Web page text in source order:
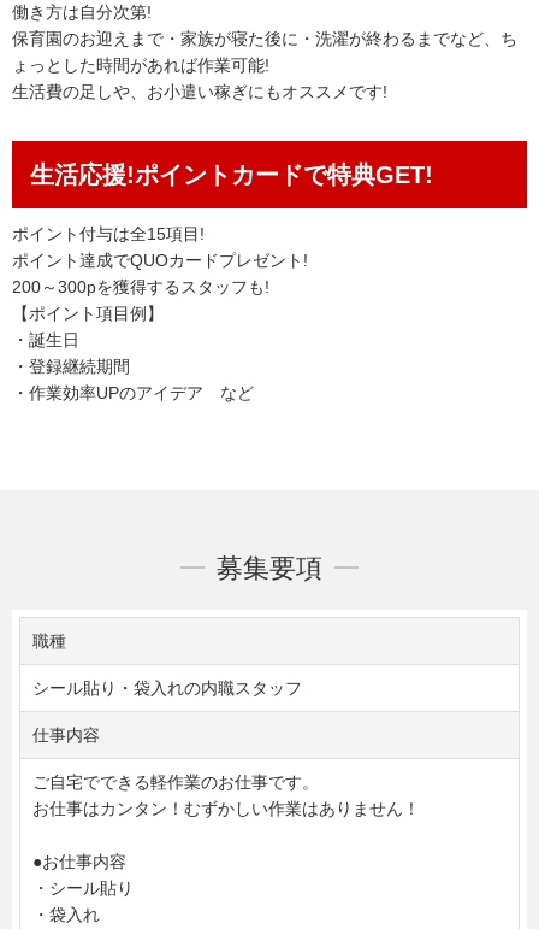
働き方は自分次第!
保育園のお迎えまで・家族が寝た後に・洗濯が終わるまでなど、ち
ょっとした時間があれば作業可能!
生活費の足しや、お小遣い稼ぎにもオススメです!
生活応援!ポイントカードで特典GET!
ポイント付与は全15項目!
ポイント達成でQUOカードプレゼント!
200～300pを獲得するスタッフも!
【ポイント項目例】
・誕生日
・登録継続期間
・作業効率UPのアイデア など
募集要項
職種
シール貼り・袋入れの内職スタッフ
仕事内容
ご自宅でできる軽作業のお仕事です。
お仕事はカンタン！むずかしい作業はありません！
●お仕事内容
・シール貼り
・袋入れ